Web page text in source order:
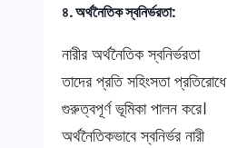
৪. অর্থনৈতিক স্বনির্ভরতা:
নারীর অর্থনৈতিক স্বনির্ভরতা
তাদের প্রতি সহিংসতা প্রতিরোধে
গুরুত্বপূর্ণ ভূমিকা পালন করে।
অর্থনৈতিকভাবে স্বনির্ভর নারী